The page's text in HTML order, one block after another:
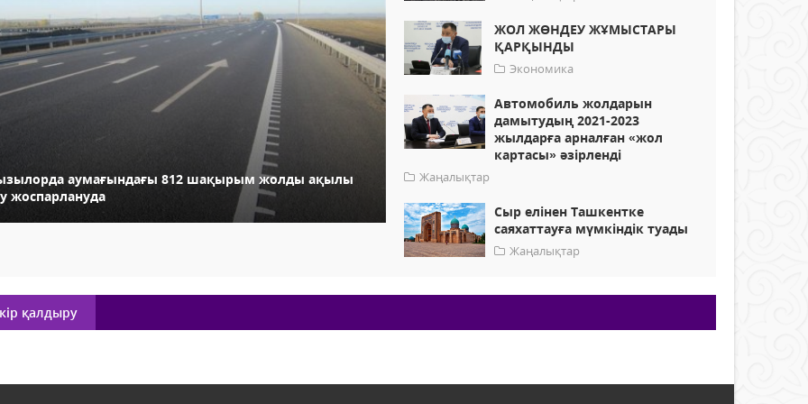
аумағындағы 812 шақырым жолды ақылы
жоспарлануда
ЖОЛ ЖӨНДЕУ ЖҰМЫСТАРЫ
ҚАРҚЫНДЫ
Экономика
Автомобиль жолдарын
дамытудың 2021-2023
жылдарға арналған «жол
картасы» әзірленді
Жаңалықтар
Сыр елінен Ташкентке
саяхаттауға мүмкіндік туады
Жаңалықтар
қалдыру